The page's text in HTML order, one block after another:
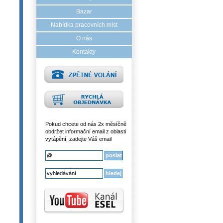
Bazar
Nabídka pracovních míst
O nás
Kontakty
Pokud chcete od nás 2x měsíčně
obdržet informační email z oblasti
vytápění, zadejte Váš email